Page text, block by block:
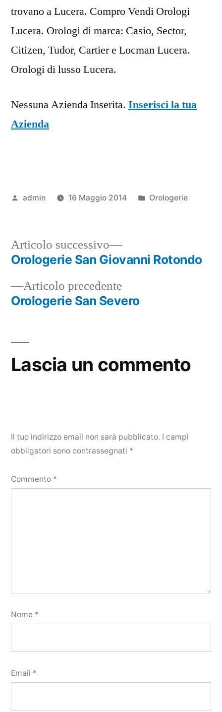
trovano a Lucera. Compro Vendi Orologi
Lucera. Orologi di marca: Casio, Sector,
Citizen, Tudor, Cartier e Locman Lucera.
Orologi di lusso Lucera.
Nessuna Azienda Inserita. Inserisci la tua
Azienda
Pubblicato
admin 16 Maggio 2014
Pubblicato
Orologerie
Navigazione
articoli
Articolo precedenteArticolo
precedente:
Orologerie San Severo
Articolo successivo
Articolo
successivo:
Orologerie San Giovanni Rotondo
Lascia un commento
Il tuo indirizzo email non sarà pubblicato. I campi
obbligatori sono contrassegnati *
Commento *
Nome *
Email *